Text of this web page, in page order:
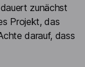
zunächst
Projekt, das
darauf, dass